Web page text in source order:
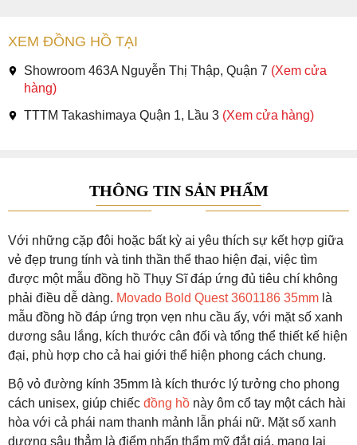
XEM ĐỒNG HỒ TẠI
Showroom 463A Nguyễn Thị Thập, Quận 7 (Xem cửa
hàng)
TTTM Takashimaya Quận 1, Lầu 3 (Xem cửa hàng)
THÔNG TIN SẢN PHẨM
Với những cặp đôi hoặc bất kỳ ai yêu thích sự kết hợp giữa
vẻ đẹp trung tính và tinh thần thể thao hiện đại, việc tìm
được một mẫu đồng hồ Thụy Sĩ đáp ứng đủ tiêu chí không
phải điều dễ dàng. Movado Bold Quest 3601186 35mm là
mẫu đồng hồ đáp ứng trọn vẹn nhu cầu ấy, với mặt số xanh
dương sâu lắng, kích thước cân đối và tổng thể thiết kế hiện
đại, phù hợp cho cả hai giới thể hiện phong cách chung.
Bộ vỏ đường kính 35mm là kích thước lý tưởng cho phong
cách unisex, giúp chiếc đồng hồ này ôm cổ tay một cách hài
hòa với cả phái nam thanh mảnh lẫn phái nữ. Mặt số xanh
dương sâu thẳm là điểm nhấn thẩm mỹ đắt giá, mang lại